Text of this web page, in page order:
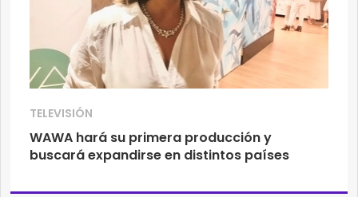
TELEVISIÓN
WAWA hará su primera producción y
buscará expandirse en distintos países